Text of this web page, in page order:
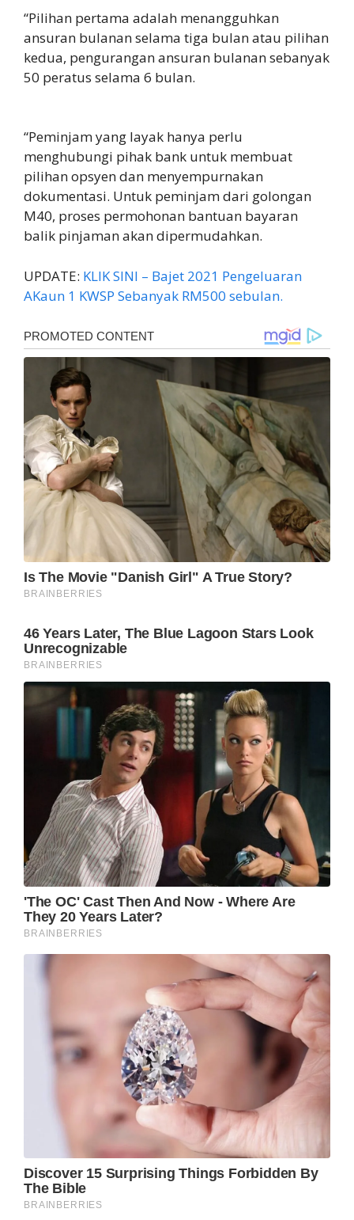
“Pilihan pertama adalah menangguhkan
ansuran bulanan selama tiga bulan atau pilihan
kedua, pengurangan ansuran bulanan sebanyak
50 peratus selama 6 bulan.
“Peminjam yang layak hanya perlu
menghubungi pihak bank untuk membuat
pilihan opsyen dan menyempurnakan
dokumentasi. Untuk peminjam dari golongan
M40, proses permohonan bantuan bayaran
balik pinjaman akan dipermudahkan.
UPDATE: KLIK SINI – Bajet 2021 Pengeluaran
AKaun 1 KWSP Sebanyak RM500 sebulan.